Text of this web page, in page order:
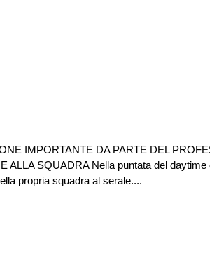
IMPORTANTE DA PARTE DEL
ALLA SQUADRA Nella puntata del
propria squadra al serale....